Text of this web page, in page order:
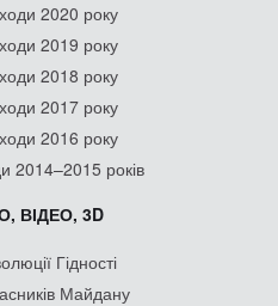
2020 року
2019 року
2018 року
2017 року
2016 року
2014–2015 років
ВІДЕО, 3D
Гідності
Майдану